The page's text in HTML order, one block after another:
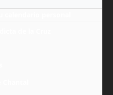
personal